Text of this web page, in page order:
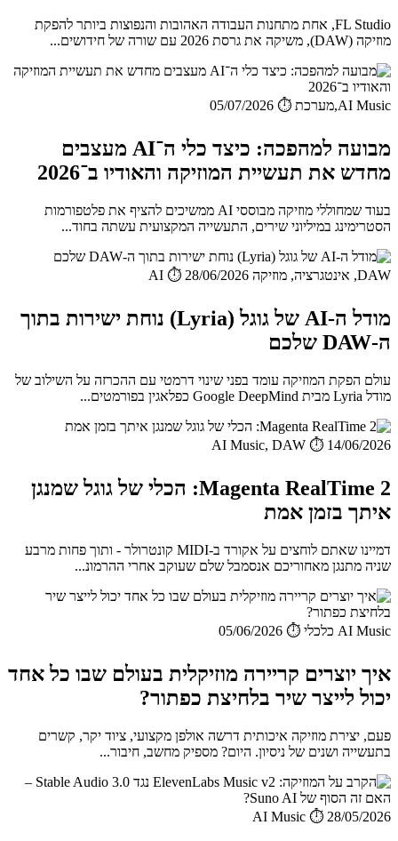
FL Studio, אחת מתחנות העבודה האהובות והנפוצות ביותר להפקת
מוזיקה (DAW), משיקה את גרסת 2026 עם שורה של חידושים...
AI Music,מערכת ⏱️ 05/07/2026
מבועה למהפכה: כיצד כלי ה־AI מעצבים
מחדש את תעשיית המוזיקה והאודיו ב־2026
בעוד שמחוללי מוזיקה מבוססי AI ממשיכים להציף את פלטפורמות
הסטרימינג במיליוני שירים, התעשייה המקצועית עשתה בחוד...
DAW, אינטגרציה, מוזיקה AI ⏱️ 28/06/2026
מודל ה-AI של גוגל (Lyria) נוחת ישירות בתוך
ה-DAW שלכם
עולם הפקת המוזיקה עומד בפני שינוי דרמטי עם ההכרזה על השילוב של
מודל Lyria מבית Google DeepMind כפלאגין בפורמטים...
AI Music, DAW ⏱️ 14/06/2026
Magenta RealTime 2: הכלי של גוגל שמנגן
איתך בזמן אמת
דמיינו שאתם לוחצים על אקורד ב-MIDI קונטרולר - ותוך פחות מרבע
שניה מתנגן מאחוריכם אנסמבל שלם שעוקב אחרי ההרמונ...
AI Music כלכלי ⏱️ 05/06/2026
איך יוצרים קריירה מוזיקלית בעולם שבו כל אחד
יכול לייצר שיר בלחיצת כפתור?
פעם, יצירת מוזיקה איכותית דרשה אולפן מקצועי, ציוד יקר, קשרים
בתעשייה ושנים של ניסיון. היום? מספיק מחשב, חיבור...
AI Music ⏱️ 28/05/2026